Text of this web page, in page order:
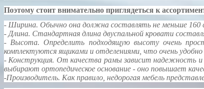
Поэтому стоит внимательно приглядеться к
- Ширина. Обычно она должна составлять не меньше 160
- Длина. Стандартная длина двуспальной кровати
- Высота. Определить подходящую высоту очень
комплектуются ящиками и отделениями, что очень
- Конструкция. От качества рамы зависит надежность и
выбирают ортопедическое основание - оно повышает
-Производитель. Как правило, недорогая мебель